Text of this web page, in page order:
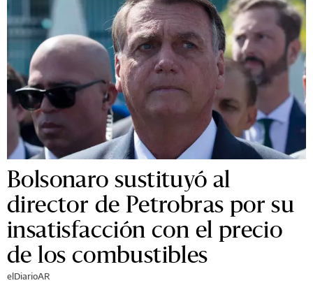
Bolsonaro sustituyó al
director de Petrobras por su
insatisfacción con el precio
de los combustibles
elDiarioAR